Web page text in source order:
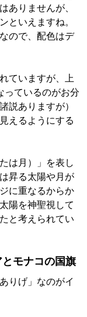
ありませんが、
といえますね。
ので、配色はデ
ていますが、上
っているのがお分
説ありますが）
えるようにする
は月）」を表し
昇る太陽や月が
に重なるからか
陽を神聖視して
と考えられてい
モナコの国旗
りげ」なのがイ